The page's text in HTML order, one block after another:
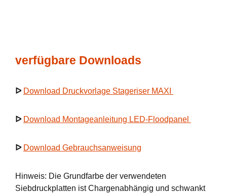
verfügbare Downloads
ᐅ Download Druckvorlage Stageriser MAXI
ᐅ Download Montageanleitung LED-Floodpanel
ᐅ Download Gebrauchsanweisung
Hinweis: Die Grundfarbe der verwendeten
Siebdruckplatten ist Chargenabhängig und schwankt